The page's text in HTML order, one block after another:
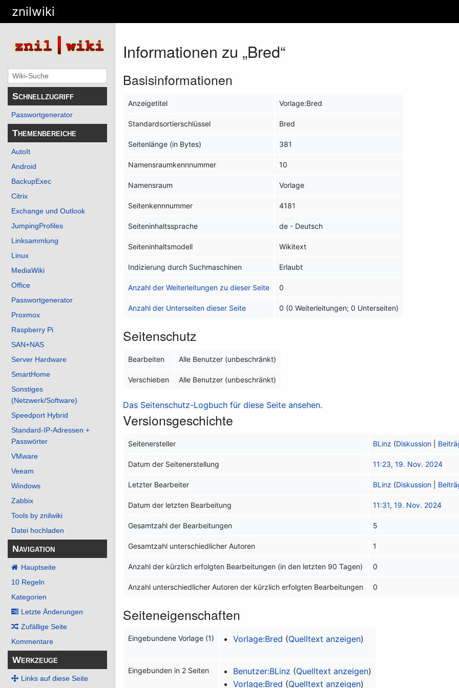
znilwiki
Schnellzugriff
Passwortgenerator
Themenbereiche
AutoIt
Android
BackupExec
Citrix
Exchange und Outlook
JumpingProfiles
Linksammlung
Linux
MediaWiki
Office
Passwortgenerator
Proxmox
Raspberry Pi
SAN+NAS
Server Hardware
SmartHome
Sonstiges
(Netzwerk/Software)
Speedport Hybrid
Standard-IP-Adressen +
Passwörter
VMware
Veeam
Windows
Zabbix
Tools by znilwiki
Datei hochladen
Navigation
Hauptseite
10 Regeln
Kategorien
Letzte Änderungen
Zufällige Seite
Kommentare
Werkzeuge
Links auf diese Seite
Informationen zu „Bred“
Basisinformationen
Anzeigetitel Vorlage:Bred
Standardsortierschlüssel Bred
Seitenlänge (in Bytes) 381
Namensraumkennnummer 10
Namensraum Vorlage
Seitenkennnummer 4181
Seiteninhaltssprache de - Deutsch
Seiteninhaltsmodell Wikitext
Indizierung durch Suchmaschinen Erlaubt
Anzahl der Weiterleitungen zu dieser Seite 0
Anzahl der Unterseiten dieser Seite 0 (0 Weiterleitungen; 0 Unterseiten)
Seitenschutz
Bearbeiten Alle Benutzer (unbeschränkt)
Verschieben Alle Benutzer (unbeschränkt)
Das Seitenschutz-Logbuch für diese Seite ansehen.
Versionsgeschichte
Seitenersteller BLinz (Diskussion
Datum der Seitenerstellung 11:23, 19. Nov. 2024
Letzter Bearbeiter BLinz (Diskussion
Datum der letzten Bearbeitung 11:31, 19. Nov. 2024
Gesamtzahl der Bearbeitungen 5
Gesamtzahl unterschiedlicher Autoren 1
Anzahl der kürzlich erfolgten Bearbeitungen (in den letzten 90 Tagen) 0
Anzahl unterschiedlicher Autoren der kürzlich erfolgten Bearbeitungen 0
Seiteneigenschaften
Eingebundene Vorlage (1) Vorlage:Bred (Quelltext anzeigen)
Eingebunden in 2 Seiten Benutzer:BLinz (Quelltext anzeigen)
Vorlage:Bred (Quelltext anzeigen)